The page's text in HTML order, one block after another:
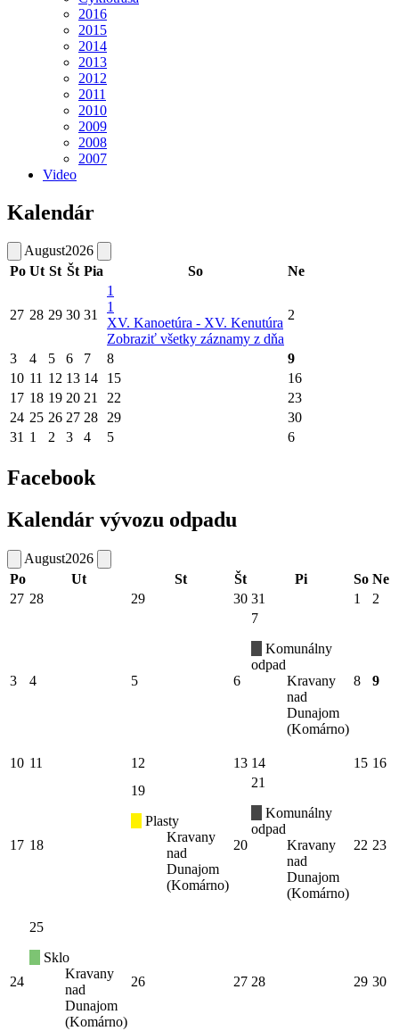
2016
2015
2014
2013
2012
2011
2010
2009
2008
2007
Video
Kalendár
August2026
Po Ut St Št Pia So Ne
27 28 29 30 31
1
1
XV. Kanoetúra - XV. Kenutúra
Zobraziť všetky záznamy z dňa
2
3 4 5 6 7 8
9
10 11 12 13 14 15
16
17 18 19 20 21 22
23
24 25 26 27 28 29
30
31 1 2 3 4 5 6
Facebook
Kalendár vývozu odpadu
August2026
Po
Ut St Št Pi So Ne
27 28 29 30 31 1 2
3 4 5 6
7
Komunálny
odpad
Kravany
nad
Dunajom
(Komárno)
8 9
10 11 12 13 14 15 16
17 18
19
Plasty
Kravany
nad
Dunajom
(Komárno)
20
21
Komunálny
odpad
Kravany
nad
Dunajom
(Komárno)
22 23
24
25
Sklo
Kravany
nad
Dunajom
(Komárno)
26 27 28 29 30